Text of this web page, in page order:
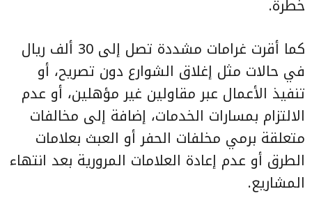
خطرة.
كما أقرت غرامات مشددة تصل إلى 30 ألف ريال
في حالات مثل إغلاق الشوارع دون تصريح، أو
تنفيذ الأعمال عبر مقاولين غير مؤهلين، أو عدم
الالتزام بمسارات الخدمات، إضافة إلى مخالفات
متعلقة برمي مخلفات الحفر أو العبث بعلامات
الطرق أو عدم إعادة العلامات المرورية بعد انتهاء
المشاريع.